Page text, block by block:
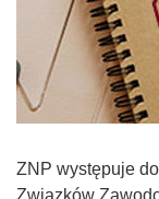
ZNP występuje
Związków